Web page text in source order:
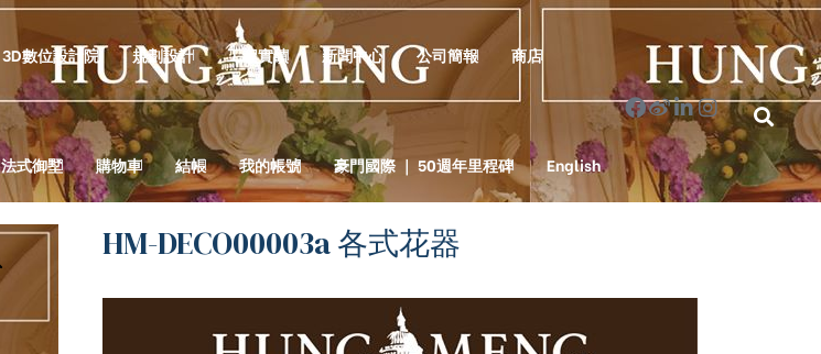
3D數位設計院 規劃設計 工程實績 新聞中心 公司簡報 商店
法式御墅 購物車 結帳 我的帳號 豪門國際 ｜ 50週年里程碑 English
HM-DECO00003a 各式花器